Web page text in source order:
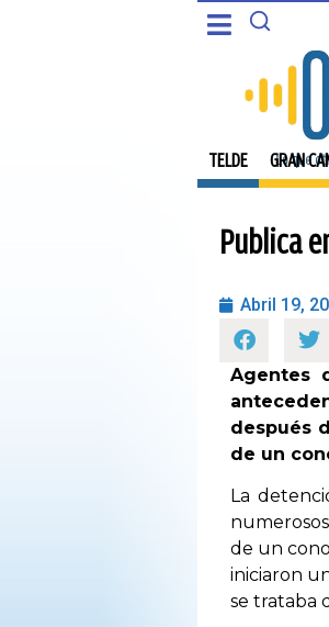
PORTADA
5ª COLUMNA
CARTAS DEL
ENTREVISTAS
OPINIÓN
PROGRAMAS
TELDE GRAN
5ª COLUMNA
CARTAS DEL
ENTREVISTAS
OPINIÓN
Publica
Abril 19,
Agentes
después
de un
La
de un
iniciaron
se trataba